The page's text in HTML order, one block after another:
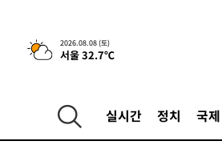
2026.08.08 (토)
서울 32.7℃
실시간 정치 국제
-20750초 전 >강릉에 시간당 81.4㎜ 물
-16857초 전 >백운산서 80년근 천종산
-12101초 전 >
남자 농구, 나고야 아시안
-11477초 전 >